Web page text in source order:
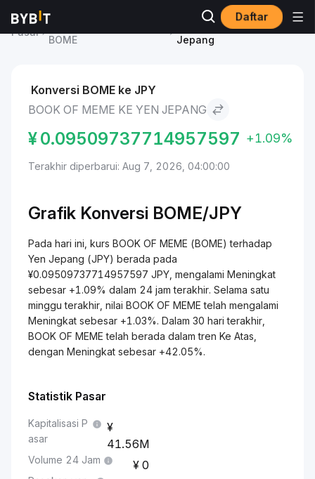
Daftar
Pasar
BOME
BOOK OF MEME to Yen
Jepang
Konversi BOME ke JPY
BOOK OF MEME KE YEN JEPANG
¥0.09509737714957597 +1.09%
Terakhir diperbarui: Aug 7, 2026, 04:00:00
Grafik Konversi BOME/JPY
Pada hari ini, kurs BOOK OF MEME (BOME) terhadap
Yen Jepang (JPY) berada pada
¥0.09509737714957597 JPY, mengalami Meningkat
sebesar +1.09% dalam 24 jam terakhir. Selama satu
minggu terakhir, nilai BOOK OF MEME telah mengalami
Meningkat sebesar +1.03%. Dalam 30 hari terakhir,
BOOK OF MEME telah berada dalam tren Ke Atas,
dengan Meningkat sebesar +42.05%.
Statistik Pasar
Kapitalisasi P
asar
41.56M
Volume 24 Jam 0